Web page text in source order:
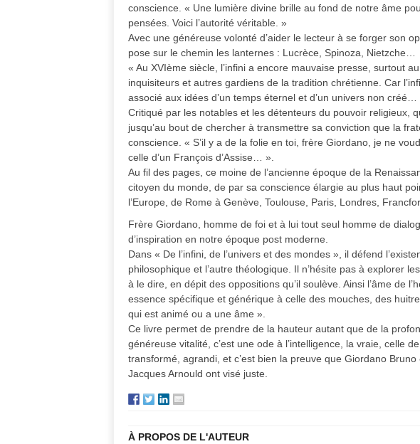
conscience. « Une lumière divine brille au fond de notre âme
pensées. Voici l’autorité véritable. »
Avec une généreuse volonté d’aider le lecteur à se forger son
pose sur le chemin les lanternes : Lucrèce, Spinoza, Nietzche…
« Au XVIème siècle, l’infini a encore mauvaise presse, surtout
inquisiteurs et autres gardiens de la tradition chrétienne. Car
associé aux idées d’un temps éternel et d’un univers non créé…
Critiqué par les notables et les détenteurs du pouvoir religieux,
jusqu’au bout de chercher à transmettre sa conviction que la
conscience. « S’il y a de la folie en toi, frère Giordano, je ne
celle d’un François d’Assise… ».
Au fil des pages, ce moine de l’ancienne époque de la
citoyen du monde, de par sa conscience élargie au plus haut
l’Europe, de Rome à Genève, Toulouse, Paris, Londres,
Frère Giordano, homme de foi et à lui tout seul homme de
d’inspiration en notre époque post moderne.
Dans « De l’infini, de l’univers et des mondes », il défend
philosophique et l’autre théologique. Il n’hésite pas à explorer
à le dire, en dépit des oppositions qu’il soulève. Ainsi l’âme de
essence spécifique et générique à celle des mouches, des
qui est animé ou a une âme ».
Ce livre permet de prendre de la hauteur autant que de la
généreuse vitalité, c’est une ode à l’intelligence, la vraie, celle
transformé, agrandi, et c’est bien la preuve que Giordano
Jacques Arnould ont visé juste.
À PROPOS DE L'AUTEUR